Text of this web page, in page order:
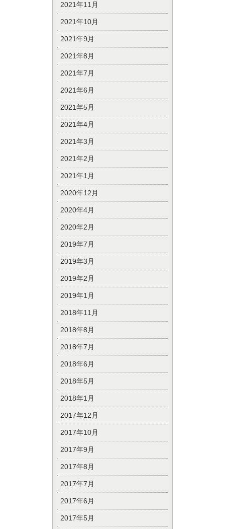
2021年11月
2021年10月
2021年9月
2021年8月
2021年7月
2021年6月
2021年5月
2021年4月
2021年3月
2021年2月
2021年1月
2020年12月
2020年4月
2020年2月
2019年7月
2019年3月
2019年2月
2019年1月
2018年11月
2018年8月
2018年7月
2018年6月
2018年5月
2018年1月
2017年12月
2017年10月
2017年9月
2017年8月
2017年7月
2017年6月
2017年5月